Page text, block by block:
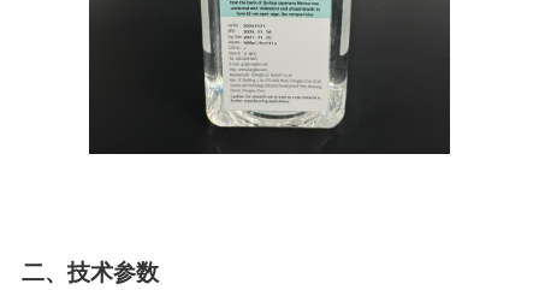
二、技术参数